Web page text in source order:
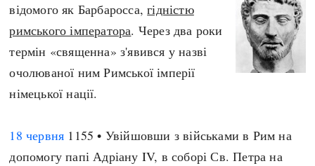
відомого як Барбаросса,гідністю
римського імператора. Через два роки
термін «священна» з'явився у назві
очолюваної ним Римської імперії
німецької нації.
18 червня 1155 • Увійшовши з військами в Рим на
допомогу папі Адріану IV, в соборі Св. Петра на